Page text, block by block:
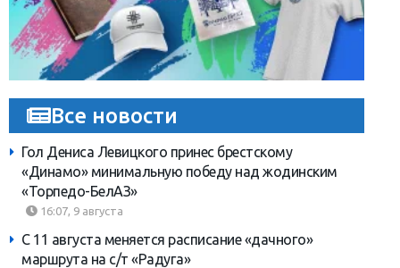
Все новости
Гол Дениса Левицкого принес брестскому
«Динамо» минимальную победу над жодинским
«Торпедо-БелАЗ»
16:07, 9 августа
С 11 августа меняется расписание «дачного»
маршрута на с/т «Радуга»